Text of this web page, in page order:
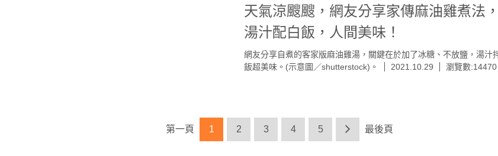
天氣涼颼颼，網友分享家傳麻油雞煮法，
湯汁配白飯，人間美味！
網友分享自煮的客家版麻油雞湯，關鍵在於加了冰糖、不放鹽，湯汁
飯超美味。(示意圖／shutterstock)。
2021.10.29 瀏覽數:14470
第一頁 1 2 3 4 5 最後頁